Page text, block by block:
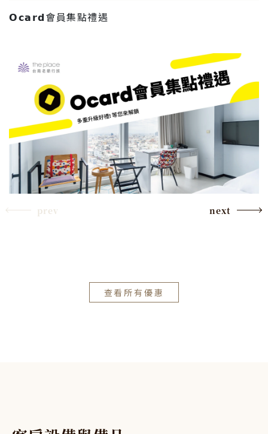
𝗢𝗰𝗮𝗿𝗱會員集點禮遇
prev next
查看所有優惠